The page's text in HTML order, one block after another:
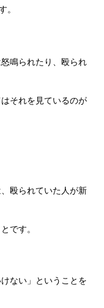
。
鳴られたり、殴られ
それを見ているのが
殴られていた人が新
です。
ない」ということを